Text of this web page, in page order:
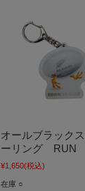
オールブラック
ーリング RUN
¥1,650(税込)
在庫 ○